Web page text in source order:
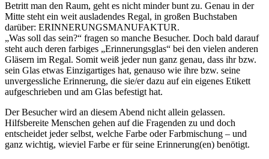
Betritt man den Raum, geht es nicht minder bunt zu. Genau in der
Mitte steht ein weit ausladendes Regal, in großen Buchstaben
darüber: ERINNERUNGSMANUFAKTUR.
„Was soll das sein?“ fragen so manche Besucher. Doch bald darauf
steht auch deren farbiges „Erinnerungsglas“ bei den vielen anderen
Gläsern im Regal. Somit weiß jeder nun ganz genau, dass ihr bzw.
sein Glas etwas Einzigartiges hat, genauso wie ihre bzw. seine
unvergessliche Erinnerung, die sie/er dazu auf ein eigenes Etikett
aufgeschrieben und am Glas befestigt hat.
Der Besucher wird an diesem Abend nicht allein gelassen.
Hilfsbereite Menschen gehen auf die Fragenden zu und doch
entscheidet jeder selbst, welche Farbe oder Farbmischung – und
ganz wichtig, wieviel Farbe er für seine Erinnerung(en) benötigt.